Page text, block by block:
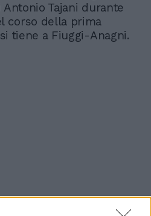
Tajani durante
corso della prima
tiene a Fiuggi-Anagni.